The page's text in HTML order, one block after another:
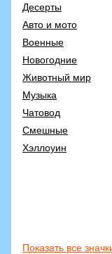
Десерты
Авто и мото
Военные
Новогодние
Животный мир
Музыка
Чатовод
Смешные
Хэллоуин
Показать все